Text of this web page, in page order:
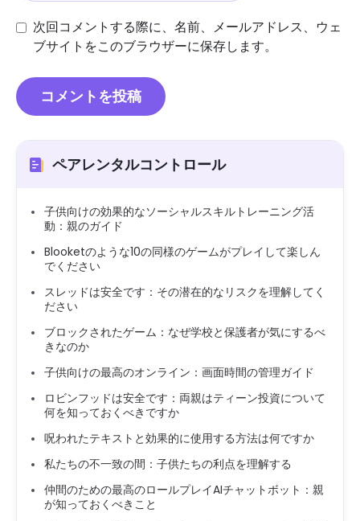
次回コメントする際に、名前、メールアドレス、ウェ
ブサイトをこのブラウザーに保存します。
ペアレンタルコントロール
子供向けの効果的なソーシャルスキルトレーニング活
動：親のガイド
Blooketのような10の同様のゲームがプレイして楽しん
でください
スレッドは安全です：その潜在的なリスクを理解してく
ださい
ブロックされたゲーム：なぜ学校と保護者が気にするべ
きなのか
子供向けの最高のオンライン：画面時間の管理ガイド
ロビンフッドは安全です：両親はティーン投資について
何を知っておくべきですか
呪われたテキストと効果的に使用する方法は何ですか
私たちの不一致の間：子供たちの利点を理解する
仲間のための最高のロールプレイAIチャットボット：親
が知っておくべきこと